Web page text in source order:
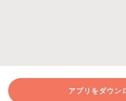
アプリをダウン